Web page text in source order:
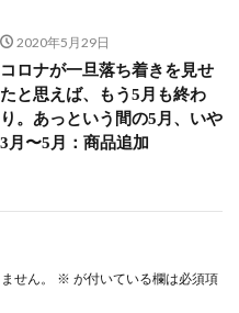
2020年5月29日
コロナが一旦落ち着きを見せ
たと思えば、もう5月も終わ
り。あっという間の5月、いや
3月〜5月：商品追加
せん。 ※ が付いている欄は必須項